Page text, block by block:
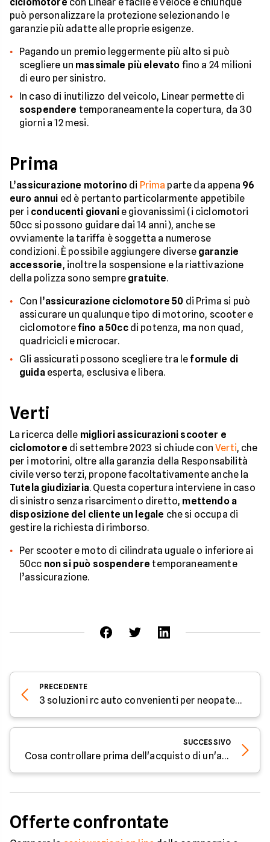
può personalizzare la protezione selezionando le
garanzie più adatte alle proprie esigenze.
Pagando un premio leggermente più alto si può
scegliere un massimale più elevato fino a 24 milioni
di euro per sinistro.
In caso di inutilizzo del veicolo, Linear permette di
sospendere temporaneamente la copertura, da 30
giorni a 12 mesi.
Prima
L’assicurazione motorinodi Prima parte da appena 96
euro annui ed è pertanto particolarmente appetibile
per i conducenti giovanie giovanissimi (i ciclomotori
50cc si possono guidare dai 14 anni), anche se
ovviamente la tariffa è soggetta a numerose
condizioni. È possibile aggiungere diverse garanzie
accessorie, inoltre la sospensione e la riattivazione
della polizza sono sempre gratuite.
Con l’assicurazione ciclomotore 50 di Prima si può
assicurare un qualunque tipo di motorino, scooter e
ciclomotorefino a 50ccdi potenza, ma non quad,
quadricicli e microcar.
Gli assicurati possono scegliere tra leformule di
guidaesperta, esclusiva e libera.
Verti
La ricerca delle migliori assicurazioni scooter e
ciclomotore di settembre 2023 si chiude conVerti, che
per i motorini, oltre alla garanzia della Responsabilità
civile verso terzi, propone facoltativamente anche la
Tutela giudiziaria. Questa copertura interviene in caso
di sinistro senza risarcimento diretto, mettendo a
disposizione del cliente un legale che si occupa di
gestire la richiesta di rimborso.
Per scooter e moto di cilindrata uguale o inferiore ai
50cc non si può sospendere temporaneamente
l’assicurazione.
PRECEDENTE
3 soluzioni rc auto convenienti per neopatentati a settembre 2023
SUCCESSIVO
Cosa controllare prima dell'acquisto di un'auto usata
Offerte confrontate